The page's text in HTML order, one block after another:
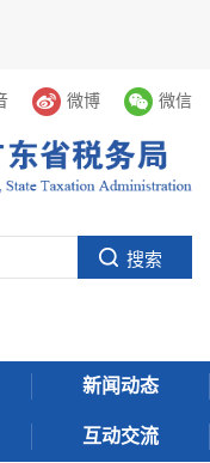
微博 微信
新闻动态
互动交流